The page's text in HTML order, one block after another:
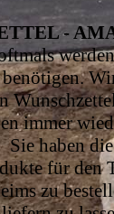
-
immer
Sie haben
für den
zu